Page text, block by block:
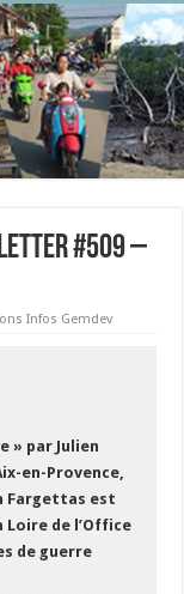
#509 –
Infos Gemdev
» par Julien
en-Provence,
Fargettas est
de l’Office
de guerre